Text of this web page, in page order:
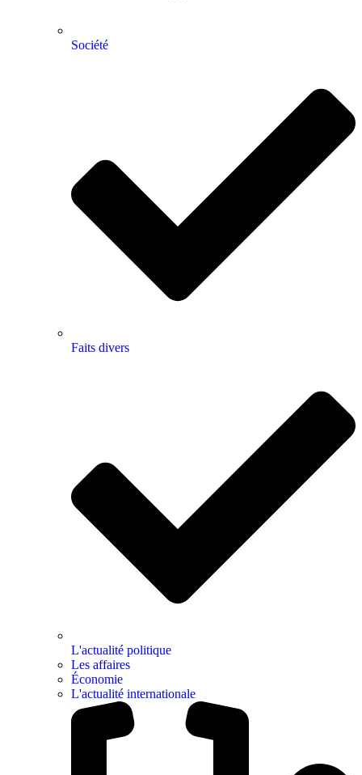
Société
Faits divers
L'actualité politique
Les affaires
Économie
L'actualité internationale